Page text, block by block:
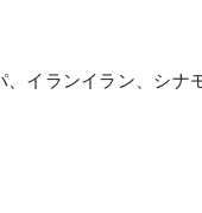
イランイラン、シナ